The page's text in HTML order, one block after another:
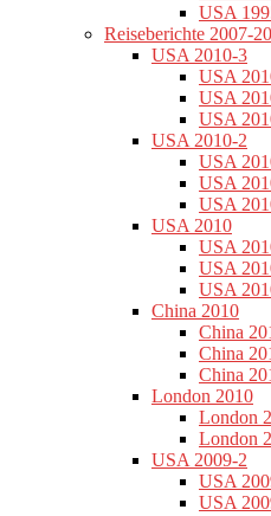
USA
Reiseberichte 2007-
USA 2010-3
USA
USA
USA
USA 2010-2
USA
USA
USA
USA 2010
USA
USA
USA
China 2010
China
China
China
London 2010
London
London
USA 2009-2
USA
USA